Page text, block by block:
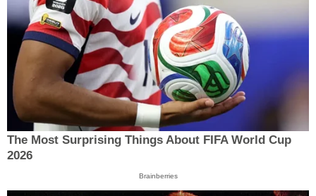
The Most Surprising Things About FIFA World Cup
2026
Brainberries